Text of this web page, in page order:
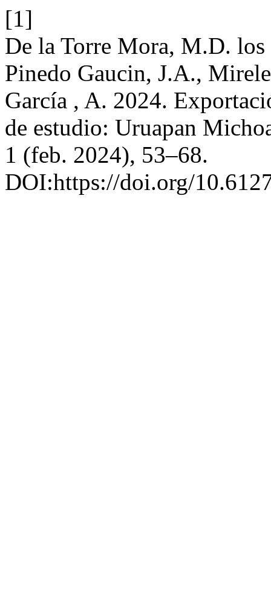
[1]
De la Torre Mora, M.D.
Pinedo Gaucin, J.A.,
García , A. 2024.
de estudio: Uruapan
1 (feb. 2024), 53–68.
DOI:https://doi.org/